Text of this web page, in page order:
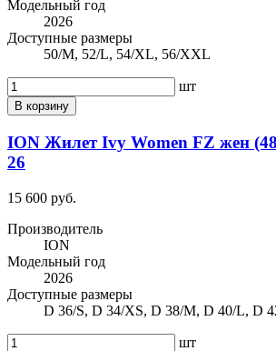
Модельный год
2026
Доступные размеры
50/M, 52/L, 54/XL, 56/XXL
шт
В корзину
ION Жилет Ivy Women FZ жен
26
15 600 руб.
Производитель
ION
Модельный год
2026
Доступные размеры
D 36/S, D 34/XS, D 38/M, D 40/L, D
шт